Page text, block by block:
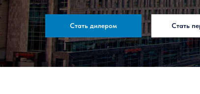
Стать дилером Стать